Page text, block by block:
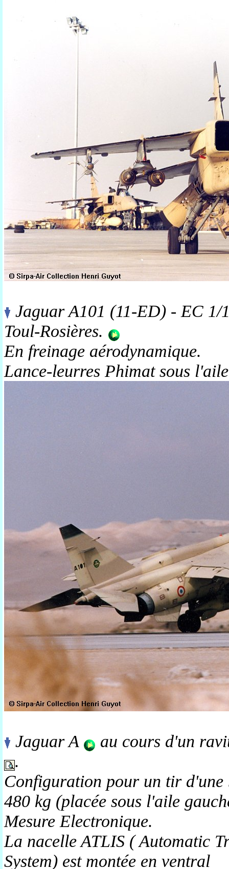
Jaguar A101 (11-ED) - EC 1/
Toul-Rosières.
En freinage aérodynamique.
Lance-leurres Phimat sous
Jaguar A
au cours d'un
.
Configuration pour un tir d'une
480 kg (placée sous l'aile
Mesure Electronique.
La nacelle ATLIS ( Automatic
System) est montée en ventral